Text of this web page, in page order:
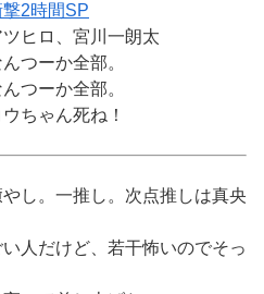
2時間SP
ヒロ、宮川一朗太
んつーか全部。
んつーか全部。
ウちゃん死ね！
し。一推し。次点推しは真央
人だけど、若干怖いのでそっ